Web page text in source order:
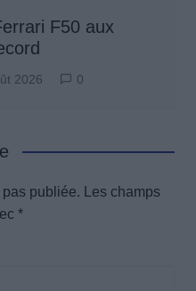
F50 aux
2026 0
publiée.
Les champs
*